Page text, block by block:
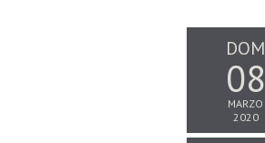
DOM
08
MARZO
2020